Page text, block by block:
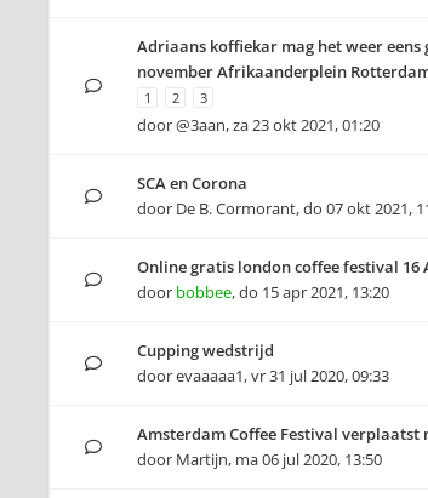
Adriaans koffiekar mag het weer eens
november Afrikaanderplein
1 2 3
door@3aan,za 23 okt 2021, 01:20
SCA en Corona
door De B. Cormorant,do 07 okt 2021,
Online gratis london coffee festival 16
door bobbee,do 15 apr 2021, 13:20
Cupping wedstrijd
doorevaaaaa1,vr 31 jul 2020, 09:33
Amsterdam Coffee Festival verplaatst
door Martijn, ma 06 jul 2020, 13:50